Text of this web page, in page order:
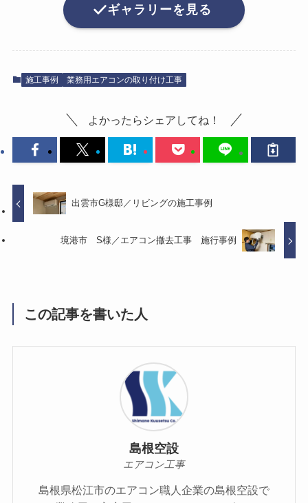
ギャラリーを見る
施工事例 業務用エアコンの取り付け工事
よかったらシェアしてね！
出雲市G様邸／リビングの施工事例
境港市 S様／エアコン撤去工事 施行事例
この記事を書いた人
島根空設
エアコン工事
島根県松江市のエアコン職人企業の島根空設で